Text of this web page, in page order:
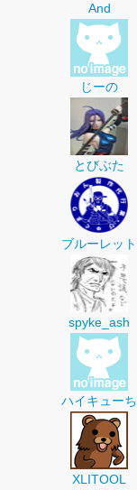
And
じーの
とびぶた
ブルーレット
spyke_ash
ハイキューち
XLITOOL